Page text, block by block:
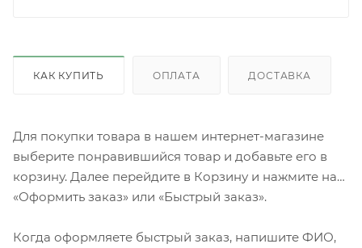
КАК КУПИТЬ ОПЛАТА ДОСТАВКА
Для покупки товара в нашем интернет-магазине
выберите понравившийся товар и добавьте его в
корзину. Далее перейдите в Корзину и нажмите на
«Оформить заказ» или «Быстрый заказ».
Когда оформляете быстрый заказ, напишите ФИО,